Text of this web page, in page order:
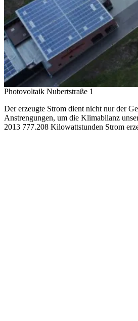
Photovoltaik Nubertstraße 1
Der erzeugte Strom dient nicht nur der
Anstrengungen, um die Klimabilanz
2013 777.208 Kilowattstunden Strom